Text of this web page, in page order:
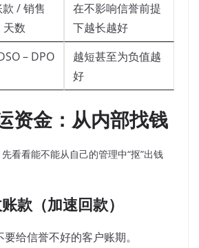
/ 销售
天数
在不影响信誉前提
下越长越好
– DPO
越短甚至为负值越
好
资金：从内部找钱
看看能不能从自己的管理中“抠”出钱
款（加速回款）
要给信誉不好的客户账期。